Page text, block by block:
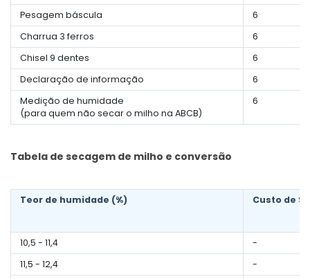
Pesagem báscula
6
Charrua 3 ferros
6
Chisel 9 dentes
6
Declaração de informação
6
Medição de humidade
(para quem não secar o milho na ABCB)
6
Tabela de secagem de milho e conversão
Teor de humidade (%) Custo de
10,5 - 11,4
-
11,5 - 12,4
-